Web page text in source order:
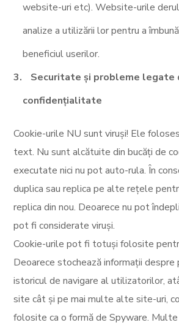
website-uri etc). Website-urile
analize a utilizării lor pentru a
beneficiul userilor.
Securitate și probleme legate
confidențialitate
Cookie-urile NU sunt viruși! Ele
text. Nu sunt alcătuite din bucăți de
executate nici nu pot auto-rula. În
duplica sau replica pe alte rețele
replica din nou. Deoarece nu pot
pot fi considerate viruși.
Cookie-urile pot fi totuși folosite
Deoarece stochează informații
istoricul de navigare al utilizatorilor,
site cât și pe mai multe alte site-uri,
folosite ca o formă de Spyware.